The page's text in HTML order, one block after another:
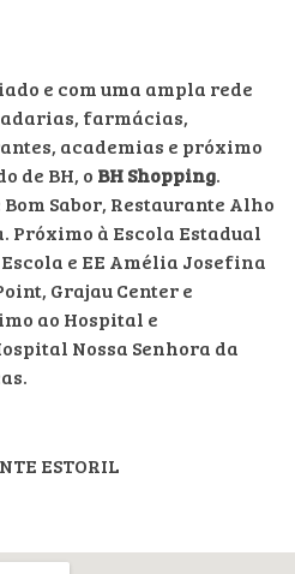
e com uma ampla rede
farmácias,
academias e próximo
de BH, o BH Shopping.
Sabor, Restaurante Alho
Próximo à Escola Estadual
e EE Amélia Josefina
Grajau Center e
ao Hospital e
Nossa Senhora da
ESTORIL